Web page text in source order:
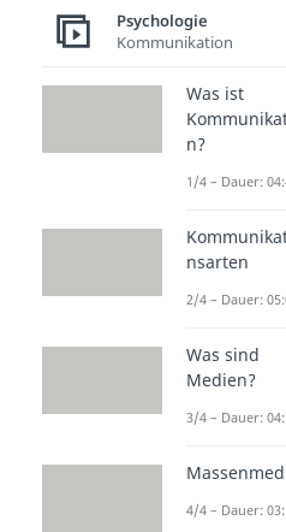
Weitere
Besondere
Dauer: 06:07
Synästhesie
Dauer: 04:26
Dauer: 04:29
Eskapismus
Melancholie
Psychologie
Kommunikation
Was ist
n?
1/4 – Dauer:
nsarten
2/4 – Dauer:
Was sind
Medien?
3/4 – Dauer:
4/4 – Dauer: